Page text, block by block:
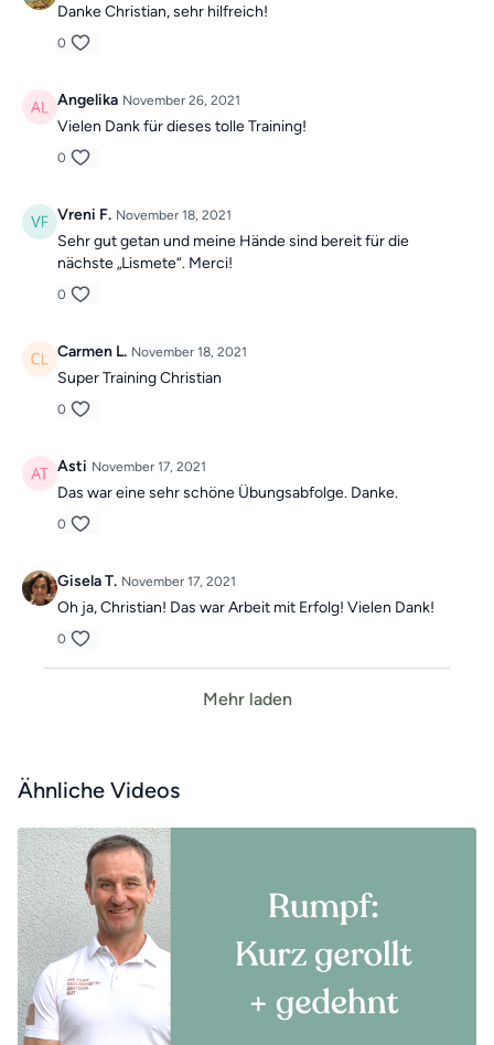
Danke Christian, sehr hilfreich!
0
Angelika November 26, 2021
Vielen Dank für dieses tolle Training!
0
Vreni F. November 18, 2021
Sehr gut getan und meine Hände sind bereit für die
nächste „Lismete“. Merci!
0
Carmen L. November 18, 2021
Super Training Christian
0
Asti November 17, 2021
Das war eine sehr schöne Übungsabfolge. Danke.
0
Gisela T. November 17, 2021
Oh ja, Christian! Das war Arbeit mit Erfolg! Vielen Dank!
0
Mehr laden
Ähnliche Videos